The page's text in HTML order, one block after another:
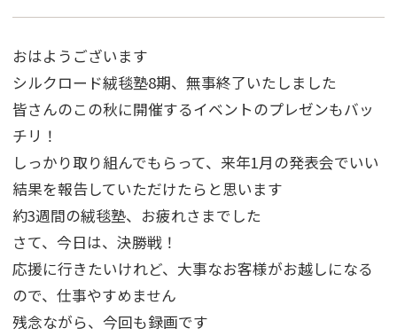
おはようございます
シルクロード絨毯塾8期、無事終了いたしました
皆さんのこの秋に開催するイベントのプレゼンもバッ
チリ！
しっかり取り組んでもらって、来年1月の発表会でいい
結果を報告していただけたらと思います
約3週間の絨毯塾、お疲れさまでした
さて、今日は、決勝戦！
応援に行きたいけれど、大事なお客様がお越しになる
ので、仕事やすめません
残念ながら、今回も録画です